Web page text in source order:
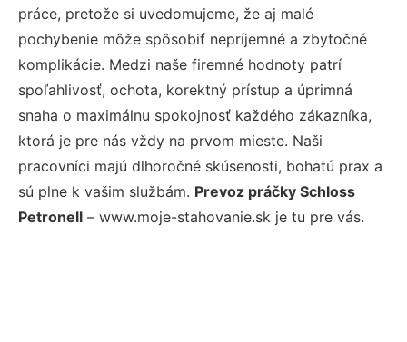
práce, pretože si uvedomujeme, že aj malé
pochybenie môže spôsobiť nepríjemné a zbytočné
komplikácie. Medzi naše firemné hodnoty patrí
spoľahlivosť, ochota, korektný prístup a úprimná
snaha o maximálnu spokojnosť každého zákazníka,
ktorá je pre nás vždy na prvom mieste. Naši
pracovníci majú dlhoročné skúsenosti, bohatú prax a
sú plne k vašim službám. Prevoz práčky Schloss
Petronell – www.moje-stahovanie.sk je tu pre vás.